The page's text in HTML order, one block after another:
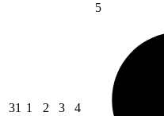
31 1 2 3 4
5